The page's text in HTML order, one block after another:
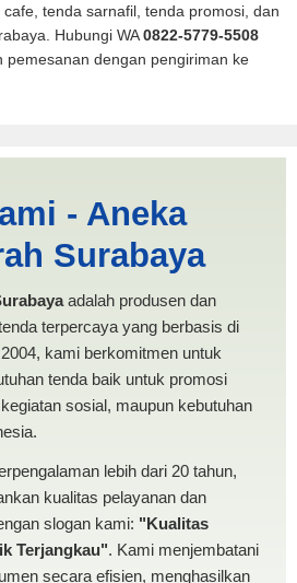
tenda sarnafil, tenda promosi, dan
Hubungi WA0822-5779-5508
pemesanan dengan pengiriman ke
ANEKA TENDA
- Aneka
Surabaya
adalah produsen dan
terpercaya yang berbasis di
kami berkomitmen untuk
tenda baik untuk promosi
sosial, maupun kebutuhan
lebih dari 20 tahun,
kualitas pelayanan dan
slogan kami: "Kualitas
Terjangkau". Kami menjembatani
secara efisien, menghasilkan